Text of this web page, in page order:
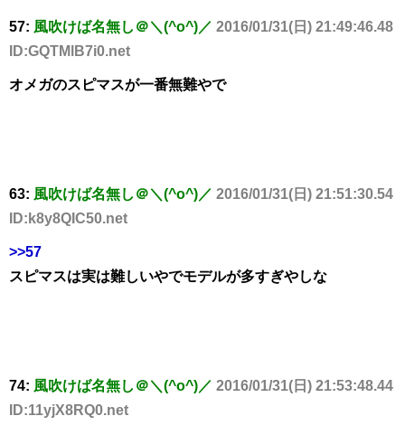
57: 風吹けば名無し＠＼(^o^)／ 2016/01/31(日) 21:49:46.48
ID:GQTMlB7i0.net
オメガのスピマスが一番無難やで
63: 風吹けば名無し＠＼(^o^)／ 2016/01/31(日) 21:51:30.54
ID:k8y8QIC50.net
>>57
スピマスは実は難しいやでモデルが多すぎやしな
74: 風吹けば名無し＠＼(^o^)／ 2016/01/31(日) 21:53:48.44
ID:11yjX8RQ0.net